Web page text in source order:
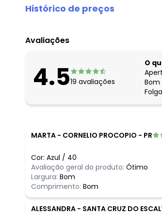
Histórico de preços
agosto/2026
maio/2026
abril/2026
fevereiro/2026
Avaliações
4.519 avaliações
O
Bom
MARTA - CORNELIO PROCOPIO - PR
Cor: Azul / 40
Avaliação geral do produto: Ótimo
Largura: Bom
Comprimento: Bom
ALESSANDRA - SANTA CRUZ DO